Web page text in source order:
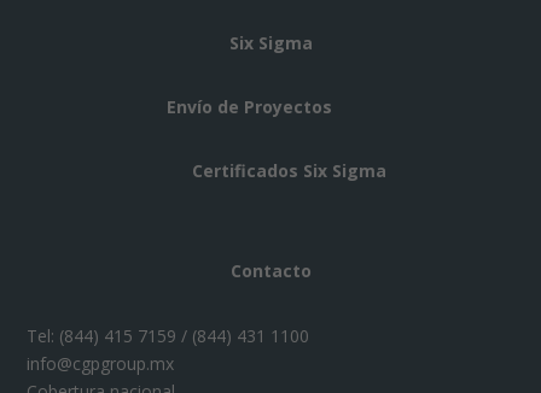
Six Sigma
Envío de Proyectos
Certificados Six Sigma
Contacto
Tel: (844) 415 7159 / (844) 431 1100
info@cgpgroup.mx